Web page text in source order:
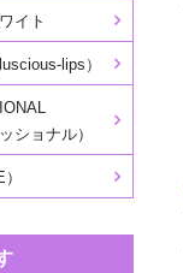
イト
lips）
ショナル）